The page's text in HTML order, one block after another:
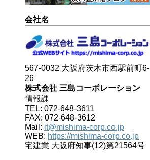
会社名
567-0032 大阪府茨木市西駅前町6-
26
株式会社 三島コーポレーション
情報課
TEL: 072-648-3611
FAX: 072-648-3612
Mail: it@mishima-corp.co.jp
WEB: https://mishima-corp.co.jp
宅建業 大阪府知事(12)第21564号